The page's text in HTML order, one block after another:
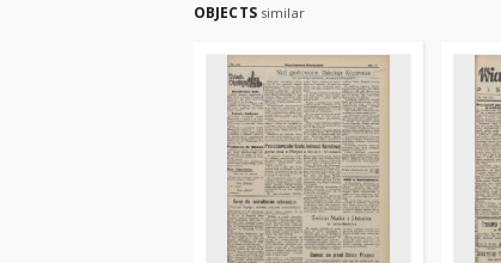
OBJECTS similar